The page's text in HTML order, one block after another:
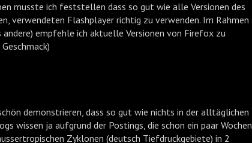
musste ich feststellen dass so gut wie alle Versionen des
verwendeten Flashplayer richtig zu verwenden. Im Rahmen
empfehle ich aktuelle Versionen von Firefox zu
demonstrieren, dass so gut wie nichts in der alltäglichen
wissen ja aufgrund der Postings, die schon ein paar Wochen
Zyklonen (deutsch Tiefdruckgebiete) in 2